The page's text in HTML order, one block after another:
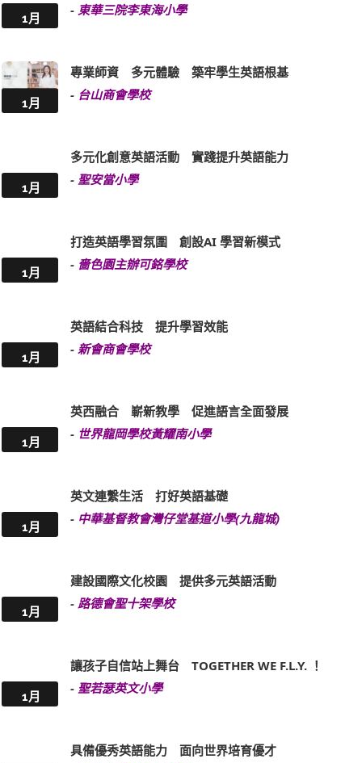
1月
- 東華三院李東海小學
1月
專業師資 多元體驗 築牢學生英語根基
- 台山商會學校
1月
多元化創意英語活動 實踐提升英語能力
- 聖安當小學
1月
打造英語學習氛圍 創設AI 學習新模式
- 嗇色園主辦可銘學校
1月
英語結合科技 提升學習效能
- 新會商會學校
1月
英西融合 嶄新教學 促進語言全面發展
- 世界龍岡學校黃耀南小學
1月
英文連繫生活 打好英語基礎
- 中華基督教會灣仔堂基道小學(九龍城)
1月
建設國際文化校園 提供多元英語活動
- 路德會聖十架學校
1月
讓孩子自信站上舞台 TOGETHER WE F.L.Y. ！
- 聖若瑟英文小學
具備優秀英語能力 面向世界培育優才